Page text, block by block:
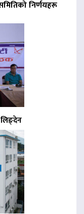
निर्णयहरू
लिङ्देन